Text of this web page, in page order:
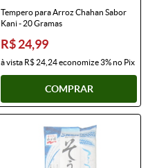
Tempero para Arroz Chahan Sabor
Kani - 20 Gramas
R$ 24,99
à vista R$ 24,24economize3%no Pix
COMPRAR